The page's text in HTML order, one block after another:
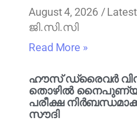
August 4, 2026
ജി.സി.സി
Read More »
ഹൗസ് ഡ്രൈവർ
തൊഴിൽ
പരീക്ഷ
സൗദി